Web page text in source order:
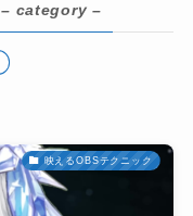
– category –
映えるOBSテクニック